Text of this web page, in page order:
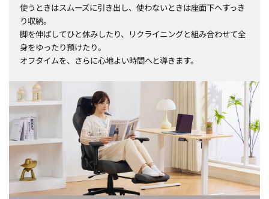
使うときはスムーズに引き出し、使わないときは座面下へすっき
り収納。
脚を伸ばしてひと休みしたり、リクライニングと組み合わせて全
身をゆったり預けたり。
オフタイムを、さらに心地よい時間へと導きます。